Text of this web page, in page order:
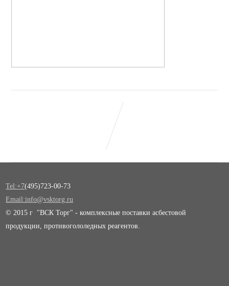
Tel:+7(495)723-00-73
Email:info@vsktorg.ru
© 2015 г "ВСК Торг" - комплексные поставки асбестовой
продукции, противогололедных реагентов.